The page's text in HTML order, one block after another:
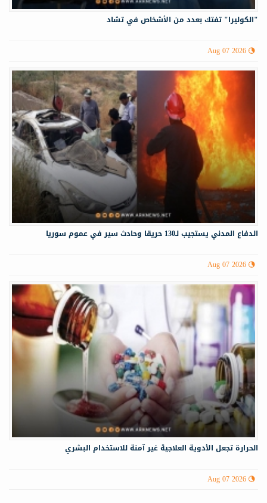
"الكوليرا" تفتك بعدد من الأشخاص في تشاد
Aug 07 2026
الدفاع المدني يستجيب لـ130 حريقا وحادث سير في عموم سوريا
Aug 07 2026
الحرارة تجعل الأدوية العلاجية غير آمنة للاستخدام البشري
Aug 07 2026